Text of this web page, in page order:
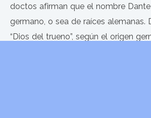
doctos afirman que el nombre
germano, o sea de raíces alemanas.
“Dios del trueno”, según el origen